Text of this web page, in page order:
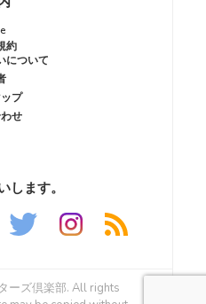
約
について
プ
せ
します。
ーズ倶楽部. All rights